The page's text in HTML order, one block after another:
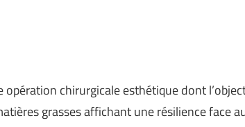
chirurgicale esthétique dont
grasses affichant une résilience face